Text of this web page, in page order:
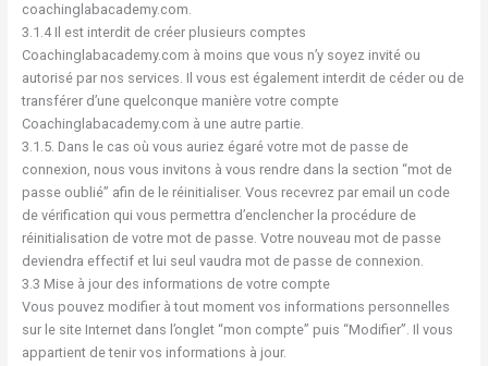
coachinglabacademy.com.
3.1.4 Il est interdit de créer plusieurs comptes
Coachinglabacademy.com à moins que vous n’y soyez invité ou
autorisé par nos services. Il vous est également interdit de céder ou de
transférer d’une quelconque manière votre compte
Coachinglabacademy.com à une autre partie.
3.1.5. Dans le cas où vous auriez égaré votre mot de passe de
connexion, nous vous invitons à vous rendre dans la section “mot de
passe oublié” afin de le réinitialiser. Vous recevrez par email un code
de vérification qui vous permettra d’enclencher la procédure de
réinitialisation de votre mot de passe. Votre nouveau mot de passe
deviendra effectif et lui seul vaudra mot de passe de connexion.
3.3 Mise à jour des informations de votre compte
Vous pouvez modifier à tout moment vos informations personnelles
sur le site Internet dans l’onglet “mon compte” puis “Modifier”. Il vous
appartient de tenir vos informations à jour.